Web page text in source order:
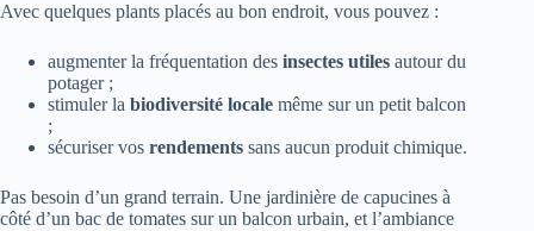
Avec quelques plants placés au bon endroit, vous pouvez :
augmenter la fréquentation des insectes utiles autour du
potager ;
stimuler la biodiversité locale même sur un petit balcon
;
sécuriser vos rendements sans aucun produit chimique.
Pas besoin d’un grand terrain. Une jardinière de capucines à
côté d’un bac de tomates sur un balcon urbain, et l’ambiance